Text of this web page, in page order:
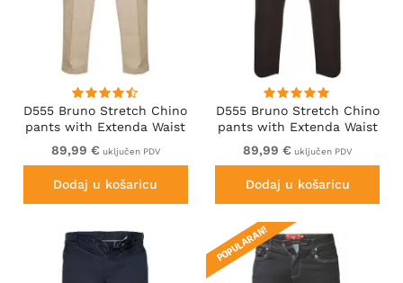
D555 Bruno Stretch Chino
pants with Extenda Waist
Beige
89,99 € uključen PDV
Dodaj u košaricu
D555 Bruno Stretch Chino
pants with Extenda Waist
Black
89,99 € uključen PDV
Dodaj u košaricu
POPULARAN!